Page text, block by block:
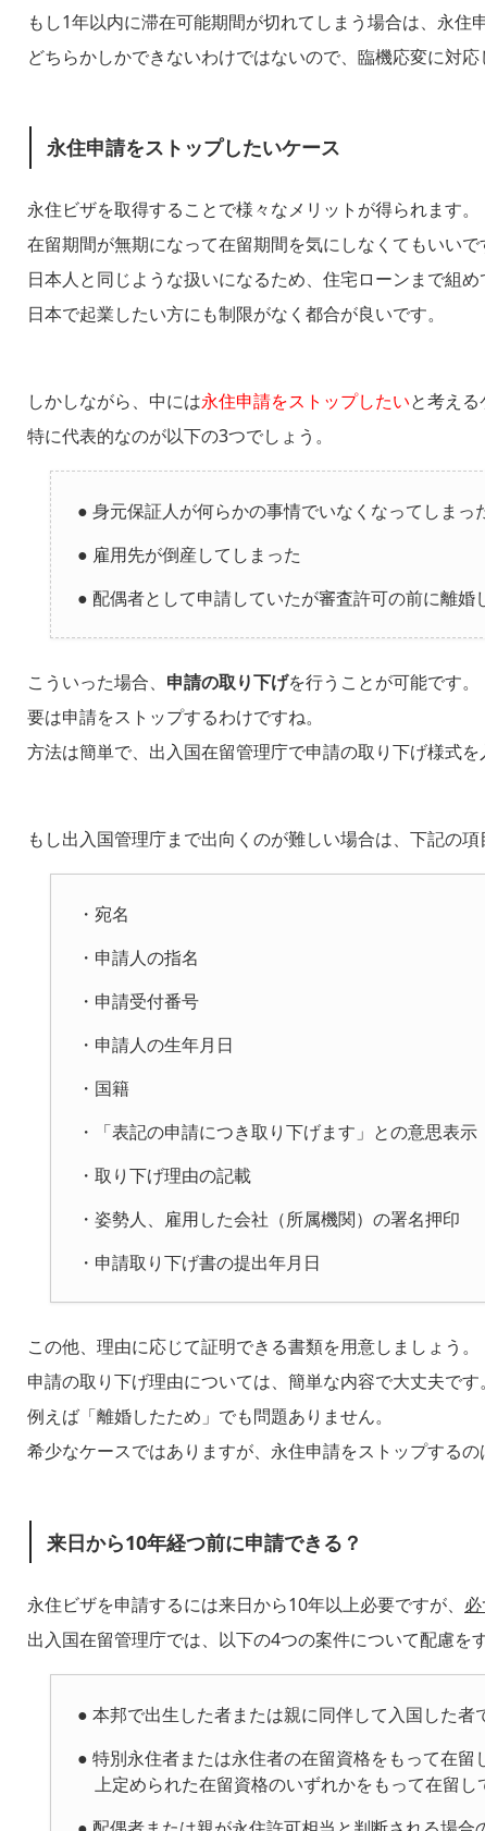
もし1年以内に滞在可能期間が切れてしまう場合は、永住
どちらかしかできないわけではないので、臨機応変に対応
永住申請をストップしたいケース
永住ビザを取得することで様々なメリットが得られます。
在留期間が無期になって在留期間を気にしなくてもいいで
日本人と同じような扱いになるため、住宅ローンまで組め
日本で起業したい方にも制限がなく都合が良いです。
しかしながら、中には永住申請をストップしたいと考える
特に代表的なのが以下の3つでしょう。
● 身元保証人が何らかの事情でいなくなってしまっ
● 雇用先が倒産してしまった
● 配偶者として申請していたが審査許可の前に離婚
こういった場合、 申請の取り下げを行うことが可能です。
要は申請をストップするわけですね。
方法は簡単で、出入国在留管理庁で申請の取り下げ様式
もし出入国管理庁まで出向くのが難しい場合は、下記の
・宛名
・申請人の指名
・申請受付番号
・申請人の生年月日
・国籍
・「表記の申請につき取り下げます」との意思表示
・取り下げ理由の記載
・姿勢人、雇用した会社（所属機関）の署名押印
・申請取り下げ書の提出年月日
この他、理由に応じて証明できる書類を用意しましょう。
申請の取り下げ理由については、簡単な内容で大丈夫です。
例えば「離婚したため」でも問題ありません。
希少なケースではありますが、永住申請をストップする
来日から10年経つ前に申請できる？
永住ビザを申請するには来日から10年以上必要ですが、
出入国在留管理庁では、以下の4つの案件について配慮を
● 本邦で出生した者または親に同伴して入国した
● 特別永住者または永住者の在留資格をもって在
上定められた在留資格のいずれかをもって在留し